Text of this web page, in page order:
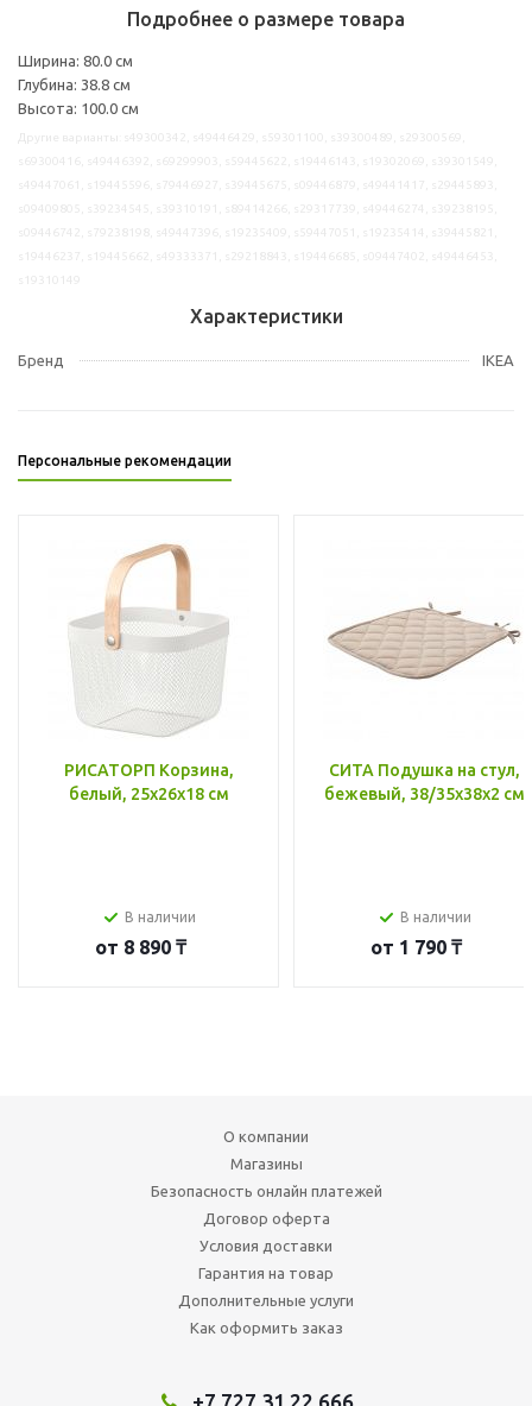
Подробнее о размере товара
Ширина: 80.0 см
Глубина: 38.8 см
Высота: 100.0 см
Характеристики
Бренд IKEA
Персональные рекомендации
РИСАТОРП Корзина,
белый, 25x26x18 см
В наличии
от 8 890 ₸
СИТА Подушка на стул,
бежевый, 38/35x38x2 см
В наличии
от 1 790 ₸
О компании
Магазины
Безопасность онлайн платежей
Договор оферта
Условия доставки
Гарантия на товар
Дополнительные услуги
Как оформить заказ
+7 727 31 22 666